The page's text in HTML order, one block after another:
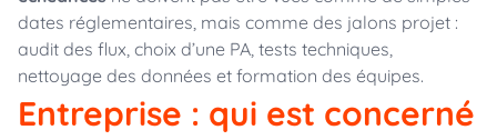
dates réglementaires, mais comme des jalons projet :
audit des flux, choix d’une PA, tests techniques,
nettoyage des données et formation des équipes.
Entreprise : qui est concerné